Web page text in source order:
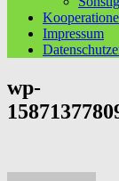
Impressum
wp-